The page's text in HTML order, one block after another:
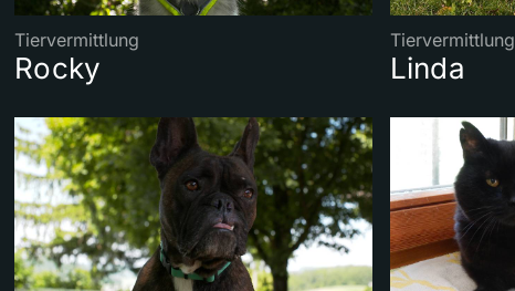
Tiervermittlung
Rocky
Tiervermittlung
Linda